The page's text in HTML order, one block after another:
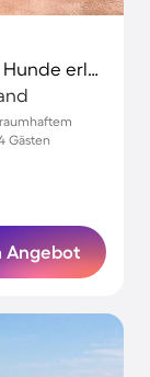
Ferienhaus mit Terrasse | Seeblick | Hunde erlaubt
Gästen
Angebot